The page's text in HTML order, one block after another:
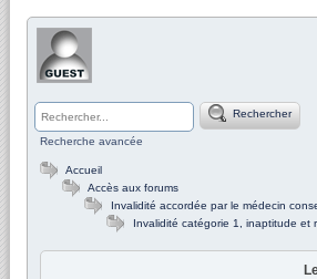
Rechercher
Recherche avancée
Accueil
Accès aux forums
Invalidité accordée par le médecin
Invalidité catégorie 1, inaptitude et